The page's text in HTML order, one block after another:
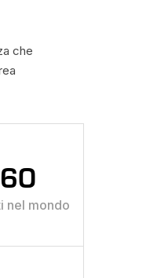
che
60
nel mondo